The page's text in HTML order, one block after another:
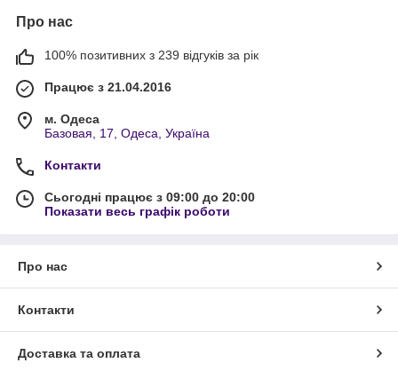
Про нас
100% позитивних з 239 відгуків за рік
Працює з 21.04.2016
м. Одеса
Базовая, 17, Одеса, Україна
Контакти
Сьогодні працює з 09:00 до 20:00
Показати весь графік роботи
Про нас
Контакти
Доставка та оплата